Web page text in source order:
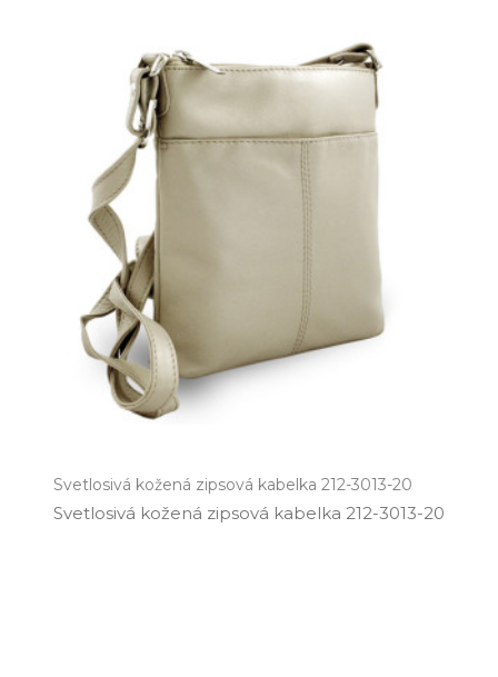
Svetlosivá kožená zipsová kabelka 212-3013-20
Svetlosivá kožená zipsová kabelka 212­-3013­-20